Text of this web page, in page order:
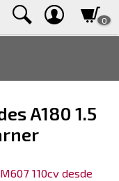
0
A180 1.5
110cv desde